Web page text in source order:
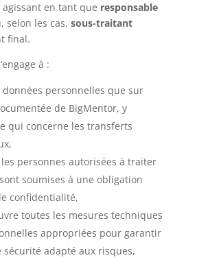
en tant que responsable
selon les cas, sous-traitant
final.
à :
personnelles que sur
de BigMentor, y
qui concerne les transferts
personnes autorisées à traiter
soumises à une obligation
confidentialité,
toutes les mesures techniques
appropriées pour garantir
sécurité adapté aux risques,